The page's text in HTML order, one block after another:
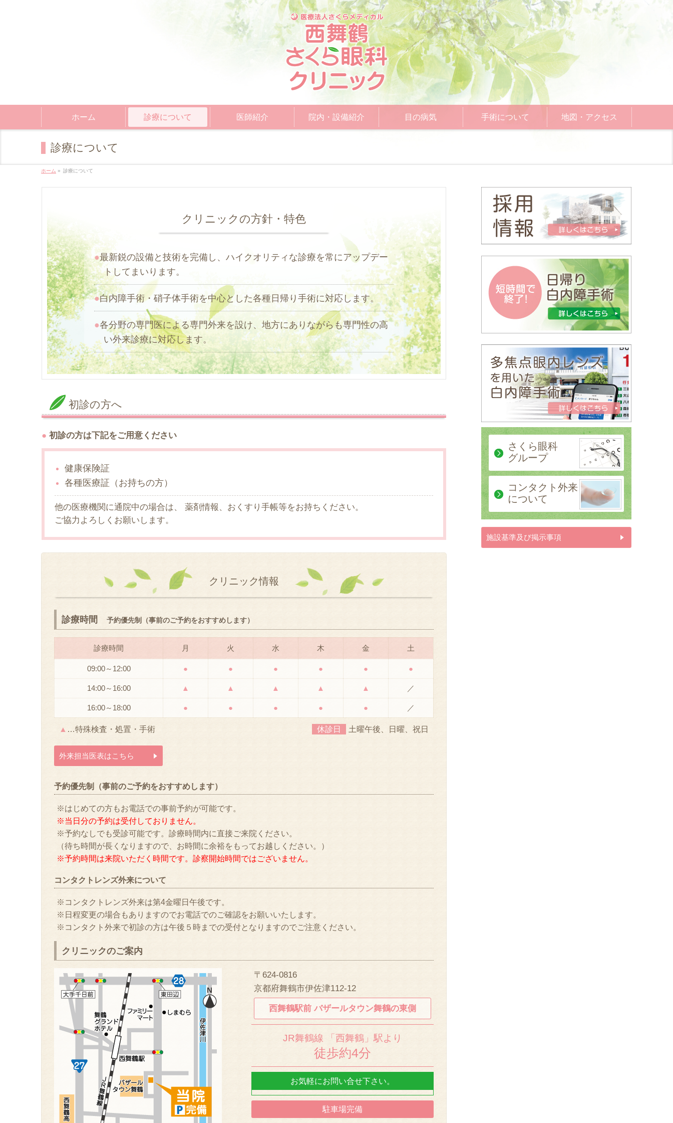
ホーム 診療について 医師紹介 院内・設備紹介 目の病気 手術について 地図・アクセス
診療について
ホーム » 診療について
クリニックの方針・特色
●最新鋭の設備と技術を完備し、ハイクオリティな診療を常にアップデー
トしてまいります。
●白内障手術・硝子体手術を中心とした各種日帰り手術に対応します。
●各分野の専門医による専門外来を設け、地方にありながらも専門性の高
い外来診療に対応します。
初診の方へ
● 初診の方は下記をご用意ください
健康保険証
各種医療証（お持ちの方）
他の医療機関に通院中の場合は、 薬剤情報、おくすり手帳等をお持ちください。
ご協力よろしくお願いします。
クリニック情報
診療時間 予約優先制（事前のご予約をおすすめします）
診療時間 月 火 水 木 金 土
09:00～12:00 ● ● ● ● ● ●
14:00～16:00 ▲ ▲ ▲ ▲ ▲ ／
16:00～18:00 ● ● ● ● ● ／
▲ …特殊検査・処置・手術 休診日 土曜午後、日曜、祝日
外来担当医表はこちら
予約優先制（事前のご予約をおすすめします）
※はじめての方もお電話での事前予約が可能です。
※当日分の予約は受付しておりません。
※予約なしでも受診可能です。診療時間内に直接ご来院ください。
（待ち時間が長くなりますので、お時間に余裕をもってお越しください。）
※予約時間は来院いただく時間です。診察開始時間ではございません。
コンタクトレンズ外来について
※コンタクトレンズ外来は第4金曜日午後です。
※日程変更の場合もありますのでお電話でのご確認をお願いいたします。
※コンタクト外来で初診の方は午後５時までの受付となりますのでご注意ください。
クリニックのご案内
〒624-0816
京都府舞鶴市伊佐津112-12
西舞鶴駅前 バザールタウン舞鶴の東側
JR舞鶴線 「西舞鶴」駅より
徒歩約4分
お気軽にお問い合せ下さい。
駐車場完備
さくら眼科
グループ
コンタクト外来
について
施設基準及び掲示事項